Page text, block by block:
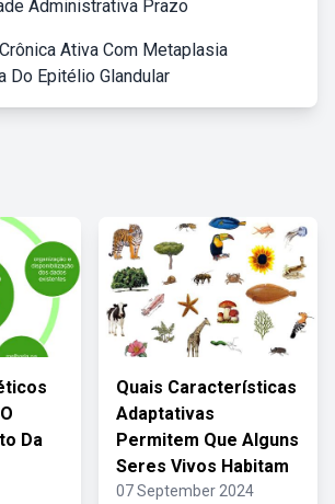
Administrativa Prazo
Ativa Com Metaplasia
Do Epitélio Glandular
Da
Quais Características
Adaptativas
Permitem Que Alguns
Seres Vivos Habitam
07 September 2024